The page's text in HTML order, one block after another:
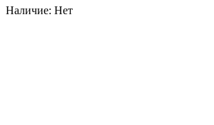
Наличие: Нет